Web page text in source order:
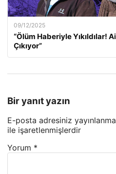
09/12/2025
“Ölüm Haberiyle Yıkıldılar!
Çıkıyor”
Bir yanıt yazın
E-posta adresiniz
ile işaretlenmişlerdir
Yorum *